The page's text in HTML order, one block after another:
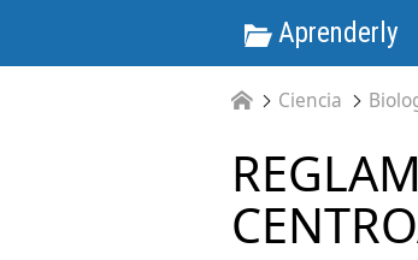
Aprenderly
Ciencia